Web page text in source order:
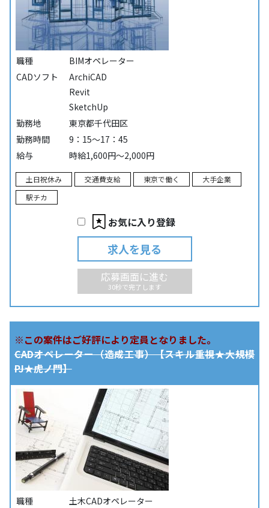
職種
BIMオペレーター
CADソフト
ArchiCAD
Revit
SketchUp
勤務地
東京都千代田区
勤務時間
9：15～17：45
給与
時給1,600円～2,000円
土日祝休み 交通費支給 東京で働く
大手企業
駅チカ
お気に入り登録
求人を見る
応募画面に進む
30秒で完了します
※この案件はご好評により定員となりました。
CADオペレーター（造成工事）【スキル重視★大規模
PJ★虎ノ門】
職種
土木CADオペレーター